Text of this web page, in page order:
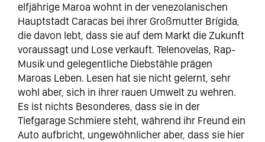
elfjährige Maroa wohnt in der venezolanischen
Hauptstadt Caracas bei ihrer Großmutter Brígida,
die davon lebt, dass sie auf dem Markt die Zukunft
voraussagt und Lose verkauft. Telenovelas, Rap-
Musik und gelegentliche Diebstähle prägen
Maroas Leben. Lesen hat sie nicht gelernt, sehr
wohl aber, sich in ihrer rauen Umwelt zu wehren.
Es ist nichts Besonderes, dass sie in der
Tiefgarage Schmiere steht, während ihr Freund ein
Auto aufbricht, ungewöhnlicher aber, dass sie hier